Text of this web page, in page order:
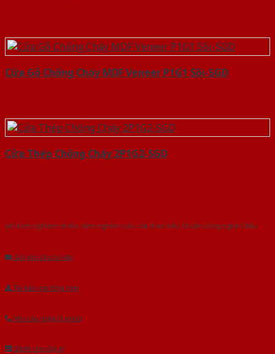
Cửa Gỗ Chống Cháy MDF Veneer P1G1 Sồi-SGD
Cửa Thép Chống Cháy 2P1G2-SGD
Với kinh nghiệm nhiêu năm nghiên cứu cửa theo tiêu chuẩn công nghệ Châu
Gửi yêu cầu tư vấn
Tải báo giá tổng hợp
Yêu cầu gọi lại (3 phút)
Dành cho đại lý